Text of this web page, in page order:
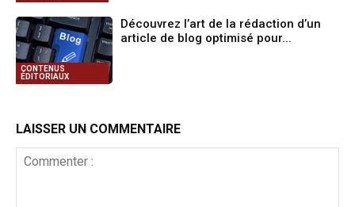
CONTENUS
ÉDITORIAUX
Découvrez l’art de la rédaction d’un
article de blog optimisé pour...
LAISSER UN COMMENTAIRE